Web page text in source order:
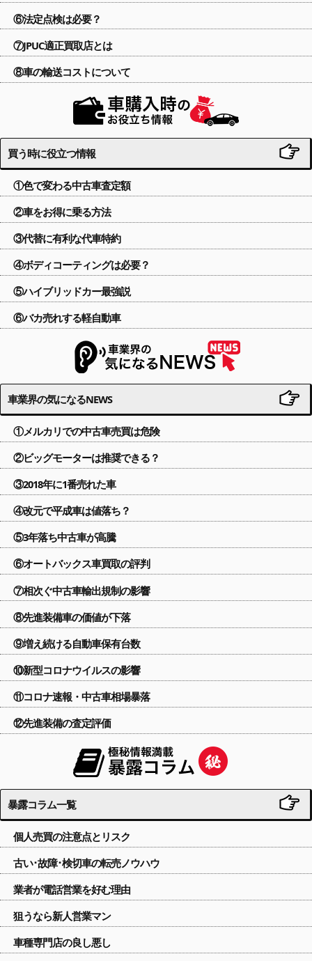
⑥法定点検は必要？
⑦JPUC適正買取店とは
⑧車の輸送コストについて
買う時に役立つ情報
①色で変わる中古車査定額
②車をお得に乗る方法
③代替に有利な代車特約
④ボディコーティングは必要？
⑤ハイブリッドカー最強説
⑥バカ売れする軽自動車
車業界の気になるNEWS
①メルカリでの中古車売買は危険
②ビッグモーターは推奨できる？
③2018年に1番売れた車
④改元で平成車は値落ち？
⑤3年落ち中古車が高騰
⑥オートバックス車買取の評判
⑦相次ぐ中古車輸出規制の影響
⑧先進装備車の価値が下落
⑨増え続ける自動車保有台数
⑩新型コロナウイルスの影響
⑪コロナ速報・中古車相場暴落
⑫先進装備の査定評価
暴露コラム一覧
個人売買の注意点とリスク
古い･故障･検切車の転売ノウハウ
業者が電話営業を好む理由
狙うなら新人営業マン
車種専門店の良し悪し